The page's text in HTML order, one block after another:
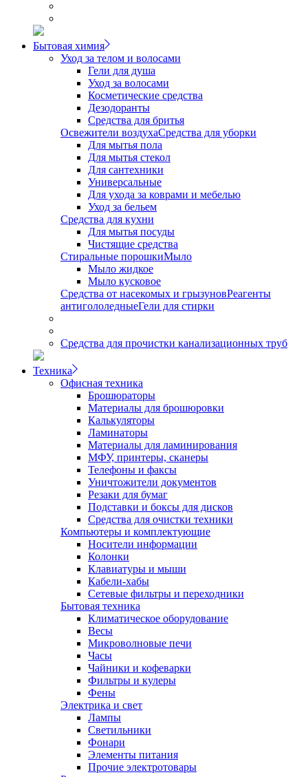
Бытовая химия
Уход за телом и волосами
Гели для душа
Уход за волосами
Косметические средства
Дезодоранты
Средства для бритья
Освежители воздухаСредства для уборки
Для мытья пола
Для мытья стекол
Для сантехники
Универсальные
Для ухода за коврами и мебелью
Уход за бельем
Средства для кухни
Для мытья посуды
Чистящие средства
Стиральные порошкиМыло
Мыло жидкое
Мыло кусковое
Средства от насекомых и грызуновРеагенты
антигололедныеГели для стирки
Средства для прочистки канализационных труб
Техника
Офисная техника
Брошюраторы
Материалы для брошюровки
Калькуляторы
Ламинаторы
Материалы для ламинирования
МФУ, принтеры, сканеры
Телефоны и факсы
Уничтожители документов
Резаки для бумаг
Подставки и боксы для дисков
Средства для очистки техники
Компьютеры и комплектующие
Носители информации
Колонки
Клавиатуры и мыши
Кабели-хабы
Сетевые фильтры и переходники
Бытовая техника
Климатическое оборудование
Весы
Микроволновые печи
Часы
Чайники и кофеварки
Фильтры и кулеры
Фены
Электрика и свет
Лампы
Светильники
Фонари
Элементы питания
Прочие электротовары